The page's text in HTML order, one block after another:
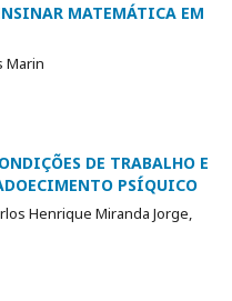
MATEMÁTICA EM
Marin
DE TRABALHO E
PSÍQUICO
Henrique Miranda Jorge,